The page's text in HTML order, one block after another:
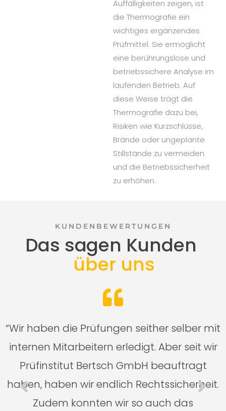
Auffälligkeiten zeigen, ist
die Thermografie ein
wichtiges ergänzendes
Prüfmittel. Sie ermöglicht
eine berührungslose und
betriebssichere Analyse im
laufenden Betrieb. Auf
diese Weise trägt die
Thermografie dazu bei,
Risiken wie Kurzschlüsse,
Brände oder ungeplante
Stillstände zu vermeiden
und die Betriebssicherheit
zu erhöhen.
KUNDENBEWERTUNGEN
Das sagen Kunden
über uns
“Wir haben die Prüfungen seither selber mit
internen Mitarbeitern erledigt. Aber seit wir
Prüfinstitut Bertsch GmbH beauftragt
haben, haben wir endlich Rechtssicherheit.
Zudem konnten wir so auch das